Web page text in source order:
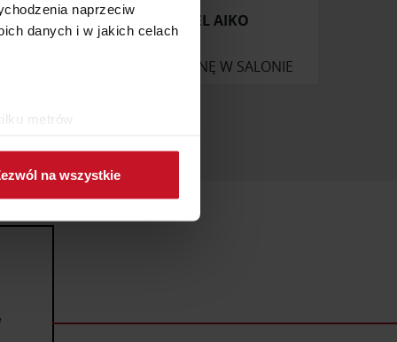
naprzeciw
danych i w jakich celach
metrów
preferencje w
na wszystkie
O
POŚCIEL AIKO
ZAPYTAJ O CENĘ W SALONIE